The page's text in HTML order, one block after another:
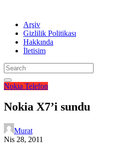
Arşiv
Gizlilik Politikası
Hakkında
İletisim
Nokia Telefon
Nokia X7’i sundu
Murat
Nis 28, 2011